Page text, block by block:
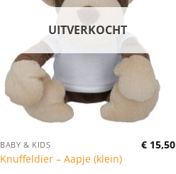
UITVERKOCHT
BABY & KIDS
Knuffeldier – Aapje (klein)
€15,50